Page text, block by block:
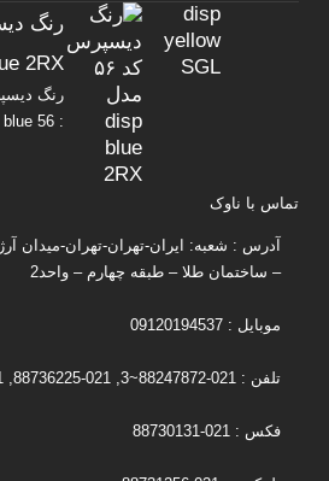
2RX
: blue 56 ناوک شیمی…
تماس با ناوک
آدرس : شعبه: ایران-تهران-تهران-میدان
– ساختمان طلا – طبقه چهارم – واحد2
موبایل : 09120194537
تلفن : 021-88247872~3, 021-88736225, 021-88731256
فکس : 021-88730131